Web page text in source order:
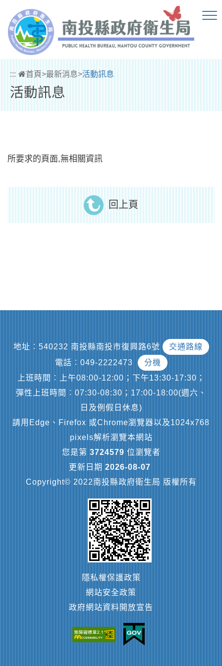
::: 首頁>最新消息>活動訊息
活動訊息
所要求的頁面,無相關資訊
回上頁
地址︰540232 南投縣南投市復興路6號
交通路線
電話︰049-2222473
分機
上班時間︰上午08:00-12:00；下午13:30-17:30；
彈性上班時間︰07:30-08:30；17:00-18:00(週六、
日及例假日休息)
請用Edge、Firefox 或Chrome瀏覽器以及1024x768
pixels解析瀏覽本網站
您是第 3724579 位瀏覽者
更新日期 2026-08-07
Copyright© 2022南投縣政府衛生局 版權所有
隱私權保護政策
網站安全政策
政府網站資料開放宣告